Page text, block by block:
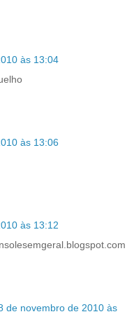
às 13:04
às 13:06
às 13:12
de novembro de 2010 às